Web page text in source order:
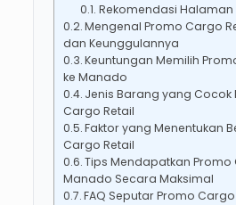
Rekomendasi Halaman
Mengenal Promo Cargo
dan Keunggulannya
Keuntungan Memilih
ke Manado
Jenis Barang yang Cocok
Cargo Retail
Faktor yang Menentukan
Cargo Retail
Tips Mendapatkan Promo
Manado Secara Maksimal
FAQ Seputar Promo Cargo